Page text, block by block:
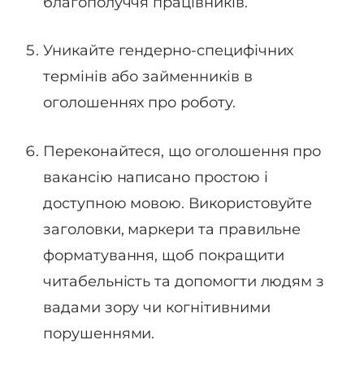
Уникайте гендерно-специфічних
термінів або займенників в
оголошеннях про роботу.
Переконайтеся, що оголошення про
вакансію написано простою і
доступною мовою. Використовуйте
заголовки, маркери та правильне
форматування, щоб покращити
читабельність та допомогти людям з
вадами зору чи когнітивними
порушеннями.